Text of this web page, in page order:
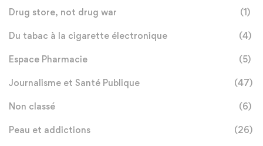
Drug store, not drug war (1)
Du tabac à la cigarette électronique (4)
Espace Pharmacie (5)
Journalisme et Santé Publique (47)
Non classé (6)
Peau et addictions (26)